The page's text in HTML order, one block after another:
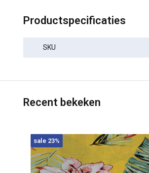
Productspecificaties
SKU
Recent bekeken
sale 23%